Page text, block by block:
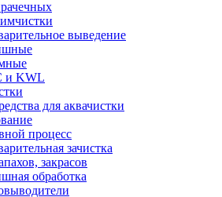
выведение
и KWL
для аквачистки
процесс
зачистка
закрасов
обработка